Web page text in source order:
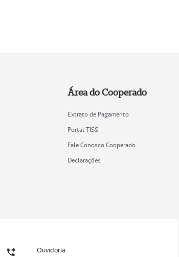
Área do Cooperado
Extrato de Pagamento
Portal TISS
Fale Conosco Cooperado
Declarações
Ouvidoria